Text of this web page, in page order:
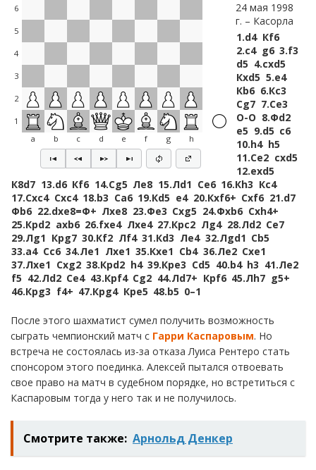
6
5
4
3
2
1
a
b c d e f g h
24 мая 1998
г.
Касорла
1.d4 Кf6
2.c4 g6 3.f3
d5 4.cxd5
Кxd5 5.e4
Кb6 6.Кc3
Сg7 7.Сe3
O-O 8.Фd2
e5 9.d5 c6
10.h4 h5
11.Сe2 cxd5
12.exd5
К8d7 13.d6 Кf6 14.Сg5 Лe8 15.Лd1 Сe6 16.Кh3 Кc4
17.Сxc4 Сxc4 18.b3 Сa6 19.Кd5 e4 20.Кxf6+ Сxf6 21.d7
Фb6 22.dxe8=Ф+ Лxe8 23.Фe3 Сxg5 24.Фxb6 Сxh4+
25.Крd2 axb6 26.fxe4 Лxe4 27.Крc2 Лg4 28.Лd2 Сe7
29.Лg1 Крg7 30.Кf2 Лf4 31.Кd3 Лe4 32.Лgd1 Сb5
33.a4 Сc6 34.Лe1 Лxe1 35.Кxe1 Сb4 36.Лe2 Сxe1
37.Лxe1 Сxg2 38.Крd2 h4 39.Крe3 Сd5 40.b4 h3 41.Лe2
f5 42.Лd2 Сe4 43.Крf4 Сg2 44.Лd7+ Крf6 45.Лh7 g5+
46.Крg3 f4+ 47.Крg4 Крe5 48.b5 0–1
После этого шахматист сумел получить возможность
сыграть чемпионский матч с Гарри Каспаровым. Но
встреча не состоялась из-за отказа Луиса Рентеро стать
спонсором этого поединка. Алексей пытался отвоевать
свое право на матч в судебном порядке, но встретиться с
Каспаровым тогда у него так и не получилось.
Смотрите также: Арнольд Денкер